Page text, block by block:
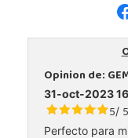
Opinion de:
31-oct-2023
5/ 5
Perfecto para